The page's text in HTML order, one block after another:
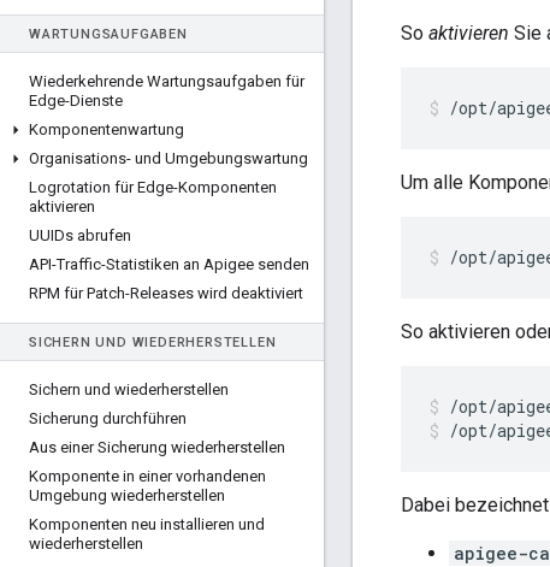
WARTUNGSAUFGABEN
Wiederkehrende Wartungsaufgaben für
Edge-Dienste
Komponentenwartung
Organisations- und Umgebungswartung
Logrotation für Edge-Komponenten
aktivieren
UUIDs abrufen
API-Traffic-Statistiken an Apigee senden
RPM für Patch-Releases wird deaktiviert
SICHERN UND WIEDERHERSTELLEN
Sichern und wiederherstellen
Sicherung durchführen
Aus einer Sicherung wiederherstellen
Komponente in einer vorhandenen
Umgebung wiederherstellen
Komponenten neu installieren und
wiederherstellen
So aktivieren Sie
/opt/
Um alle
/opt/
So aktivieren
/opt/
/opt/
Dabei bezeichnet
apigee-